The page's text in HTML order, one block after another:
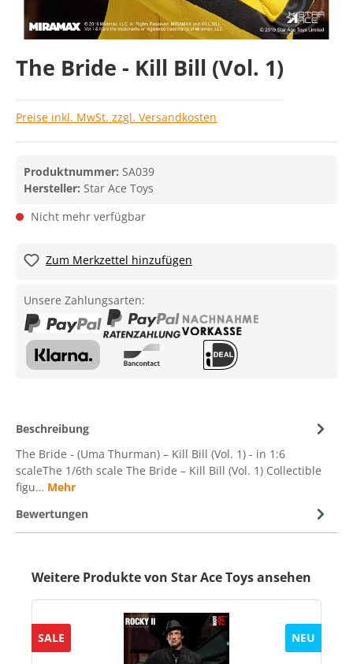
The Bride - Kill Bill (Vol. 1)
Preise inkl. MwSt. zzgl. Versandkosten
Produktnummer: SA039
Hersteller: Star Ace Toys
Nicht mehr verfügbar
Zum Merkzettel hinzufügen
Unsere Zahlungsarten:
Beschreibung
The Bride - (Uma Thurman) – Kill Bill (Vol. 1) - in 1:6
scaleThe 1/6th scale The Bride – Kill Bill (Vol. 1) Collectible
figu… Mehr
Bewertungen
Weitere Produkte von Star Ace Toys ansehen
NEU
SALE